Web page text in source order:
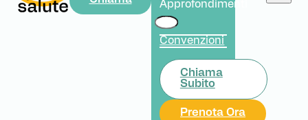
Approfondimenti
Convenzioni
Chiama
Subito
Prenota Ora